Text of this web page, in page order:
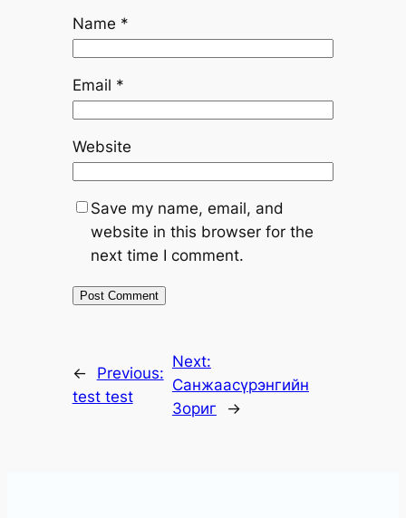
Name *
Email *
Website
Save my name, email, and
website in this browser for the
next time I comment.
←
Previous:
test test
Next:
Санжаасүрэнгийн
Зориг
→